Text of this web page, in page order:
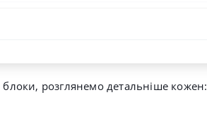
розглянемо детальніше кожен: